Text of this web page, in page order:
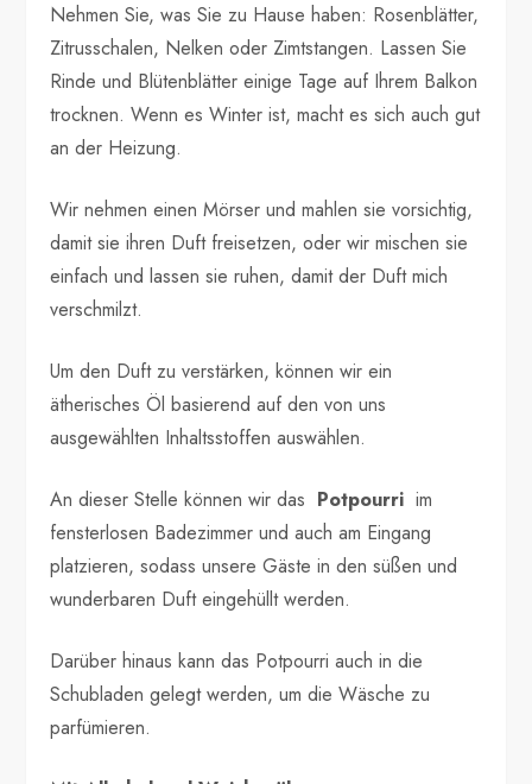
Nehmen Sie, was Sie zu Hause haben: Rosenblätter,
Zitrusschalen, Nelken oder Zimtstangen. Lassen Sie
Rinde und Blütenblätter einige Tage auf Ihrem Balkon
trocknen. Wenn es Winter ist, macht es sich auch gut
an der Heizung.
Wir nehmen einen Mörser und mahlen sie vorsichtig,
damit sie ihren Duft freisetzen, oder wir mischen sie
einfach und lassen sie ruhen, damit der Duft mich
verschmilzt.
Um den Duft zu verstärken, können wir ein
ätherisches Öl basierend auf den von uns
ausgewählten Inhaltsstoffen auswählen.
An dieser Stelle können wir das Potpourri im
fensterlosen Badezimmer und auch am Eingang
platzieren, sodass unsere Gäste in den süßen und
wunderbaren Duft eingehüllt werden.
Darüber hinaus kann das Potpourri auch in die
Schubladen gelegt werden, um die Wäsche zu
parfümieren.